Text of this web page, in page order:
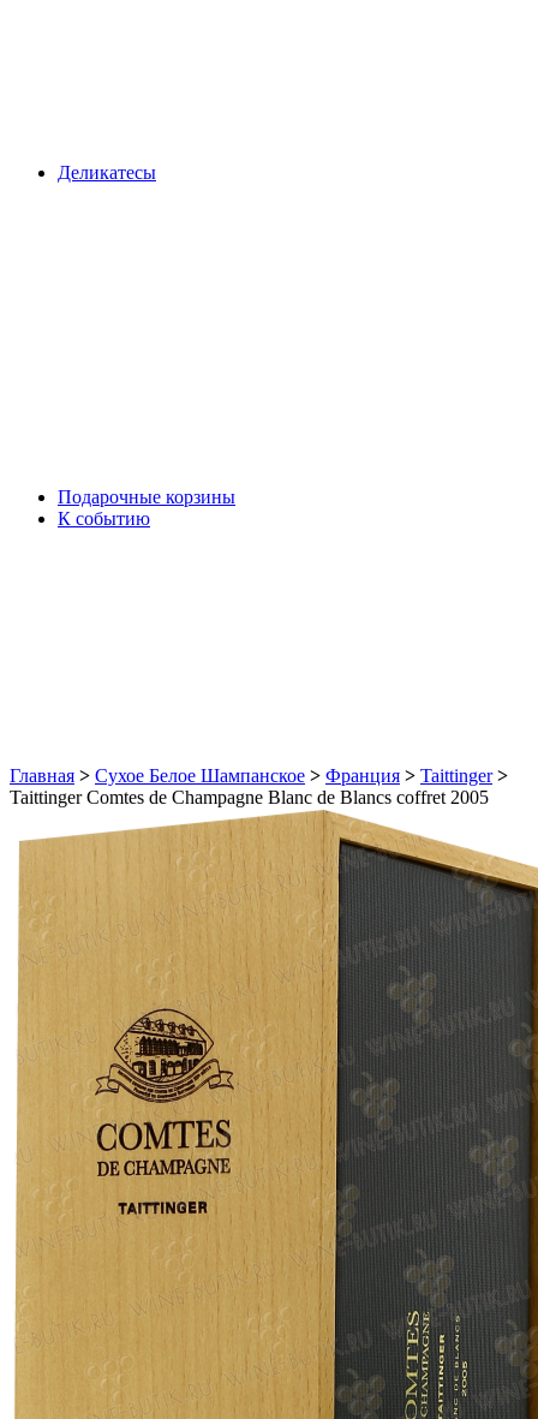
Деликатесы
Подарочные корзины
К событию
Главная > Сухое Белое Шампанское > Франция > Taittinger >
Taittinger Comtes de Champagne Blanc de Blancs coffret 2005